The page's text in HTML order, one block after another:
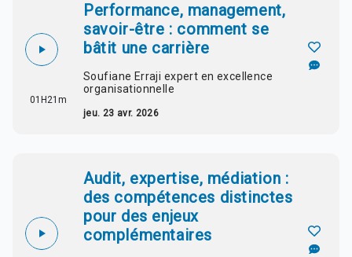
01H21m
Performance, management,
savoir-être : comment se
bâtit une carrière
Soufiane Erraji expert en excellence
organisationnelle
jeu. 23 avr. 2026
Audit, expertise, médiation :
des compétences distinctes
pour des enjeux
complémentaires